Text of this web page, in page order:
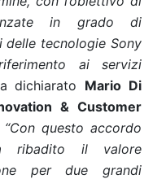
in grado di
tecnologie Sony
ai servizi
dichiarato Mario Di
& Customer
“Con questo accordo
ribadito il valore
per due grandi